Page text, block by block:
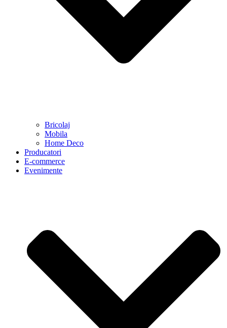
Bricolaj
Mobila
Home Deco
Producatori
E-commerce
Evenimente